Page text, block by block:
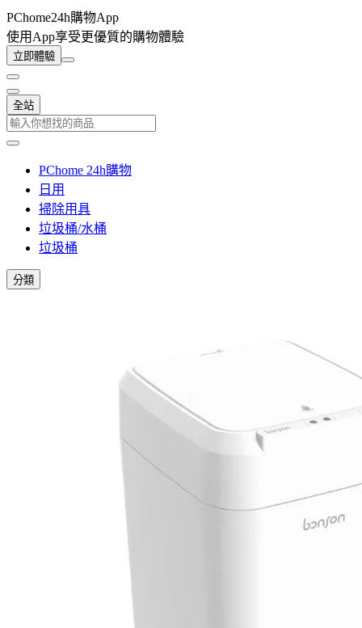
PChome24h購物App
使用App享受更優質的購物體驗
立即體驗
全站
PChome 24h購物
日用
掃除用具
垃圾桶/水桶
垃圾桶
分類